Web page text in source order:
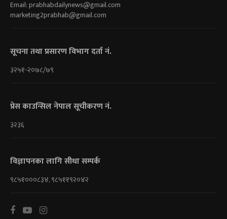
Email:prabhabdailynews@gmail.com
marketing2prabhab@gmail.com
सूचना तथा प्रसारण विभाग दर्ता नं.
३२५१-२०७८/७९
प्रेस काउन्सिल नेपाल सूचीकरण नं.
३२३६
विज्ञापनका लागि सीधा सम्पर्क
९८५१०००८३४, ९८५११९२०४२